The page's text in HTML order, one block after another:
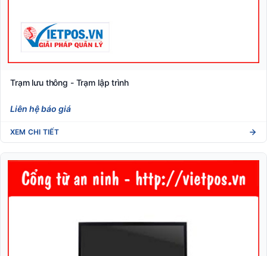
Trạm lưu thông - Trạm lập trình
Liên hệ báo giá
XEM CHI TIẾT